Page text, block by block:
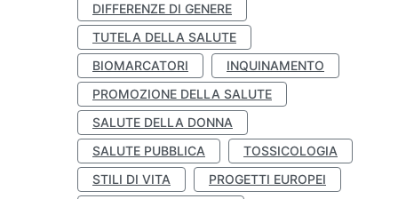
DIFFERENZE DI GENERE
TUTELA DELLA SALUTE
BIOMARCATORI
INQUINAMENTO
PROMOZIONE DELLA SALUTE
SALUTE DELLA DONNA
SALUTE PUBBLICA
TOSSICOLOGIA
STILI DI VITA
PROGETTI EUROPEI